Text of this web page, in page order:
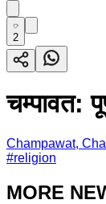
2
चम्पावत:
Champawat,
#religion
MORE